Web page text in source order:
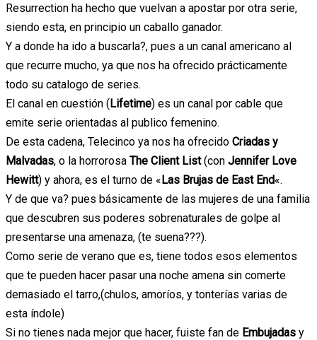
Resurrection ha hecho que vuelvan a apostar por otra serie,
siendo esta, en principio un caballo ganador.
Y a donde ha ido a buscarla?, pues a un canal americano al
que recurre mucho, ya que nos ha ofrecido prácticamente
todo su catalogo de series.
El canal en cuestión (Lifetime) es un canal por cable que
emite serie orientadas al publico femenino.
De esta cadena, Telecinco ya nos ha ofrecido Criadas y
Malvadas, o la horrorosa The Client List(con Jennifer Love
Hewitt) y ahora, es el turno de «Las Brujas de East End«.
Y de que va? pues básicamente de las mujeres de una familia
que descubren sus poderes sobrenaturales de golpe al
presentarse una amenaza, (te suena???).
Como serie de verano que es, tiene todos esos elementos
que te pueden hacer pasar una noche amena sin comerte
demasiado el tarro,(chulos, amoríos, y tonterías varias de
esta índole)
Si no tienes nada mejor que hacer, fuiste fan de Embujadas y